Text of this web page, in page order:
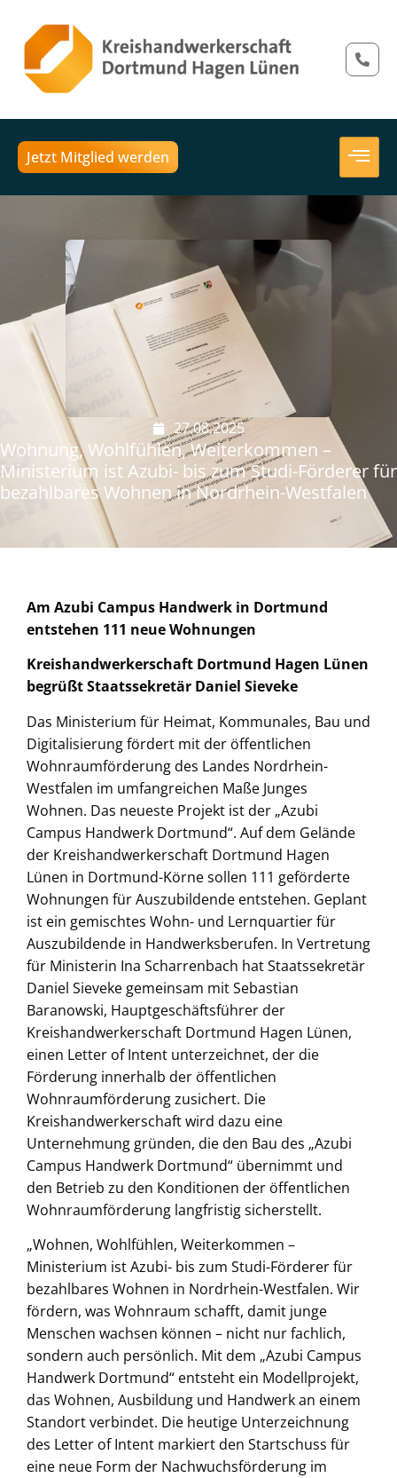
Jetzt Mitglied werden
27.08.2025
Wohnung, Wohlfühlen, Weiterkommen –
Ministerium ist Azubi- bis zum Studi-Förderer für
bezahlbares Wohnen in Nordrhein-Westfalen
Am Azubi Campus Handwerk in Dortmund
entstehen 111 neue Wohnungen
Kreishandwerkerschaft Dortmund Hagen Lünen
begrüßt Staatssekretär Daniel Sieveke
Das Ministerium für Heimat, Kommunales, Bau und
Digitalisierung fördert mit der öffentlichen
Wohnraumförderung des Landes Nordrhein-
Westfalen im umfangreichen Maße Junges
Wohnen. Das neueste Projekt ist der „Azubi
Campus Handwerk Dortmund“. Auf dem Gelände
der Kreishandwerkerschaft Dortmund Hagen
Lünen in Dortmund-Körne sollen 111 geförderte
Wohnungen für Auszubildende entstehen. Geplant
ist ein gemischtes Wohn- und Lernquartier für
Auszubildende in Handwerksberufen. In Vertretung
für Ministerin Ina Scharrenbach hat Staatssekretär
Daniel Sieveke gemeinsam mit Sebastian
Baranowski, Hauptgeschäftsführer der
Kreishandwerkerschaft Dortmund Hagen Lünen,
einen Letter of Intent unterzeichnet, der die
Förderung innerhalb der öffentlichen
Wohnraumförderung zusichert. Die
Kreishandwerkerschaft wird dazu eine
Unternehmung gründen, die den Bau des „Azubi
Campus Handwerk Dortmund“ übernimmt und
den Betrieb zu den Konditionen der öffentlichen
Wohnraumförderung langfristig sicherstellt.
„Wohnen, Wohlfühlen, Weiterkommen –
Ministerium ist Azubi- bis zum Studi-Förderer für
bezahlbares Wohnen in Nordrhein-Westfalen. Wir
fördern, was Wohnraum schafft, damit junge
Menschen wachsen können – nicht nur fachlich,
sondern auch persönlich. Mit dem „Azubi Campus
Handwerk Dortmund“ entsteht ein Modellprojekt,
das Wohnen, Ausbildung und Handwerk an einem
Standort verbindet. Die heutige Unterzeichnung
des Letter of Intent markiert den Startschuss für
eine neue Form der Nachwuchsförderung im